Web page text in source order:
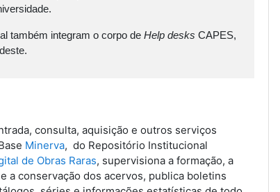
também integram o corpo deHelp desksCAPES,
consulta, aquisição e outros serviços
Minerva, do Repositório Institucional
de Obras Raras, supervisiona a formação, a
a conservação dos acervos, publica boletins